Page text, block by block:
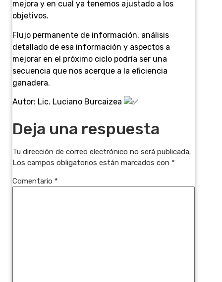
mejora y en cual ya tenemos ajustado a los
objetivos.
Flujo permanente de información, análisis
detallado de esa información y aspectos a
mejorar en el próximo ciclo podría ser una
secuencia que nos acerque a la eficiencia
ganadera.
Autor: Lic. Luciano Burcaizea
Deja una respuesta
Tu dirección de correo electrónico no será publicada.
Los campos obligatorios están marcados con *
Comentario *